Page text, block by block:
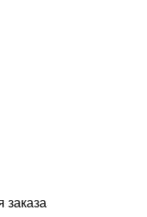
заказа